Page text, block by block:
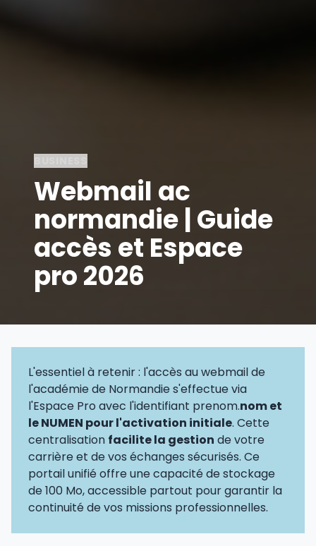
Webmail ac
normandie | Guide
accès et Espace
pro 2026
L'essentiel à retenir : l'accès au webmail de
l'académie de Normandie s'effectue via
l'Espace Pro avec l'identifiant prenom.nom et
le NUMEN pour l'activation initiale. Cette
centralisation facilite la gestion de votre
carrière et de vos échanges sécurisés. Ce
portail unifié offre une capacité de stockage
de 100 Mo, accessible partout pour garantir la
continuité de vos missions professionnelles.